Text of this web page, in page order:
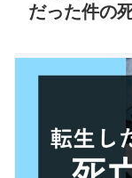
だった件の